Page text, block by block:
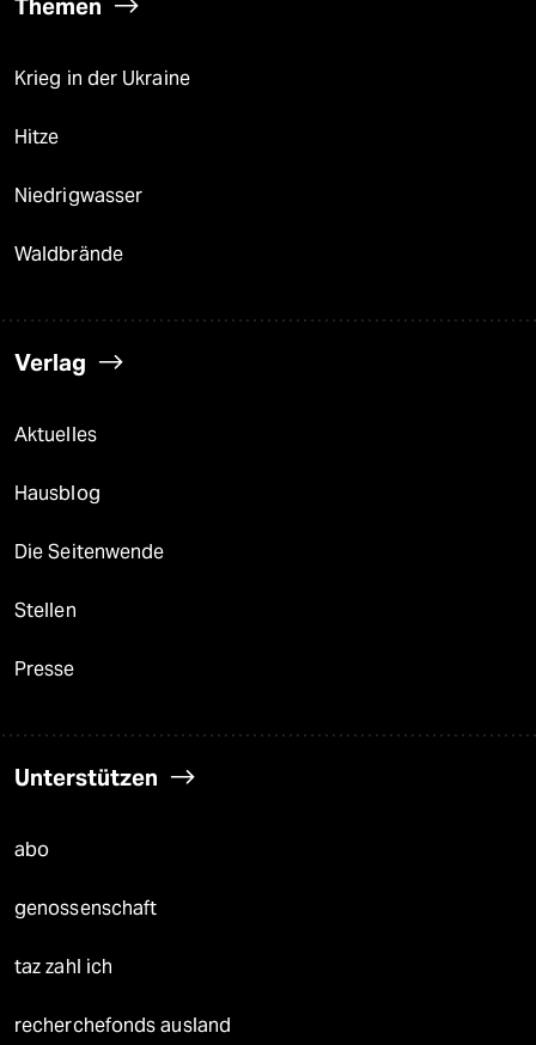
Krieg in der Ukraine
Hitze
Niedrigwasser
Waldbrände
Verlag
Aktuelles
Hausblog
Die Seitenwende
Stellen
Presse
Unterstützen
abo
genossenschaft
taz zahl ich
recherchefonds ausland